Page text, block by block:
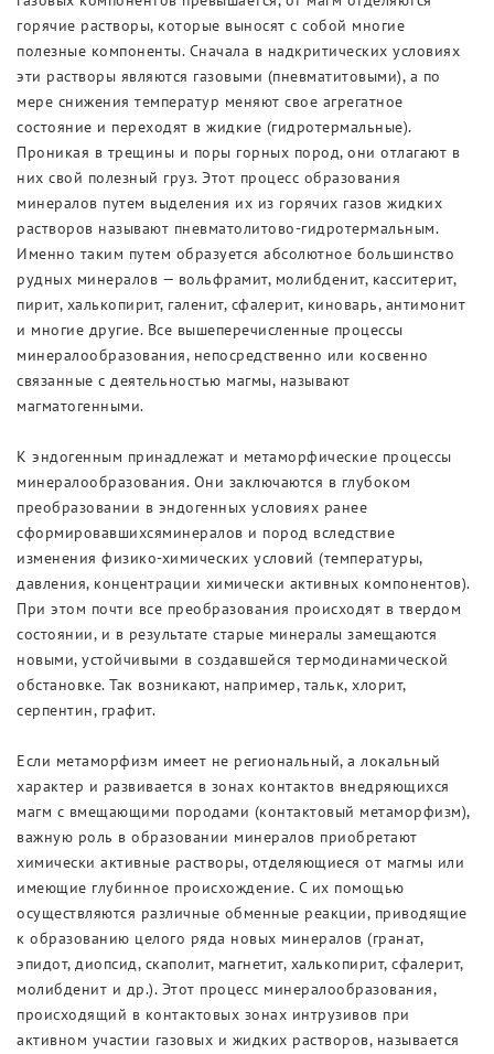
горячие растворы, которые выносят с собой многие
полезные компоненты. Сначала в надкритических условиях
эти растворы являются газовыми (пневматитовыми), а по
мере снижения температур меняют свое агрегатное
состояние и переходят в жидкие (гидротермальные).
Проникая в трещины и поры горных пород, они отлагают в
них свой полезный груз. Этот процесс образования
минералов путем выделения их из горячих газов жидких
растворов называют пневматолитово-гидротермальным.
Именно таким путем образуется абсолютное большинство
рудных минералов — вольфрамит, молибденит, касситерит,
пирит, халькопирит, галенит, сфалерит, киноварь, антимонит
и многие другие. Все вышеперечисленные процессы
минералообразования, непосредственно или косвенно
связанные с деятельностью магмы, называют
магматогенными.
К эндогенным принадлежат и метаморфические процессы
минералообразования. Они заключаются в глубоком
преобразовании в эндогенных условиях ранее
сформировавшихсяминералов и пород вследствие
изменения физико-химических условий (температуры,
давления, концентрации химически активных компонентов).
При этом почти все преобразования происходят в твердом
состоянии, и в результате старые минералы замещаются
новыми, устойчивыми в создавшейся термодинамической
обстановке. Так возникают, например, тальк, хлорит,
серпентин, графит.
Если метаморфизм имеет не региональный, а локальный
характер и развивается в зонах контактов внедряющихся
магм с вмещающими породами (контактовый метаморфизм),
важную роль в образовании минералов приобретают
химически активные растворы, отделяющиеся от магмы или
имеющие глубинное происхождение. С их помощью
осуществляются различные обменные реакции, приводящие
к образованию целого ряда новых минералов (гранат,
эпидот, диопсид, скаполит, магнетит, халькопирит, сфалерит,
молибденит и др.). Этот процесс минералообразования,
происходящий в контактовых зонах интрузивов при
активном участии газовых и жидких растворов, называется